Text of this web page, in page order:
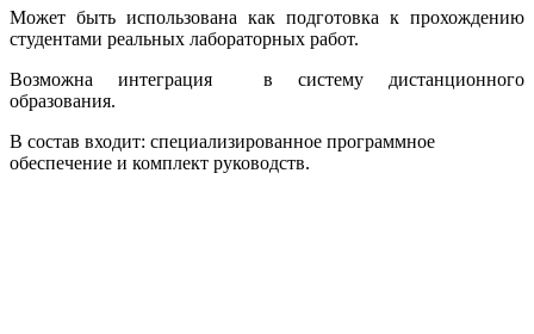
Может быть использована как подготовка к прохождению
студентами реальных лабораторных работ.
Возможна интеграция в систему дистанционного
образования.
В состав входит: специализированное программное
обеспечение и комплект руководств.